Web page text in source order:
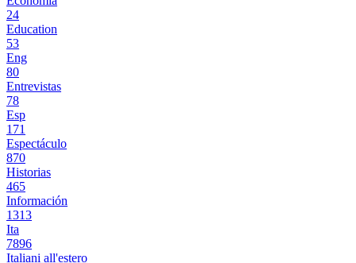
24
Education
53
Eng
80
Entrevistas
78
Esp
171
Espectáculo
870
Historias
465
Información
1313
Ita
7896
Italiani all'estero